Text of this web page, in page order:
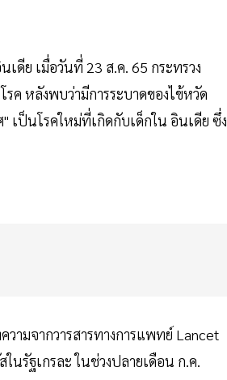
เดีย เมื่อวันที่ 23 ส.ค. 65 กระทรวง
ค หลังพบว่ามีการระบาดของไข้หวัด
เป็นโรคใหม่ที่เกิดกับเด็กใน อินเดีย ซึ่ง
ามจากวารสารทางการแพทย์ Lancet
นรัฐเกรละ ในช่วงปลายเดือน ก.ค.